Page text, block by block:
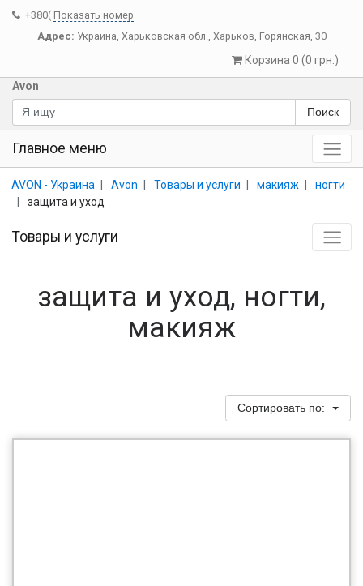
+380( Показать номер
Адрес: Украина, Харьковская обл., Харьков, Горянская, 30
Корзина 0 (0 грн.)
Avon
Поиск
Главное меню
AVON - Украина Avon Товары и услуги макияж
ногти
защита и уход
Товары и услуги
защита и уход, ногти,
макияж
Сортировать по: